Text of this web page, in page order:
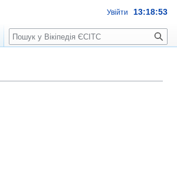
Увійти 13:18:53
Пошук